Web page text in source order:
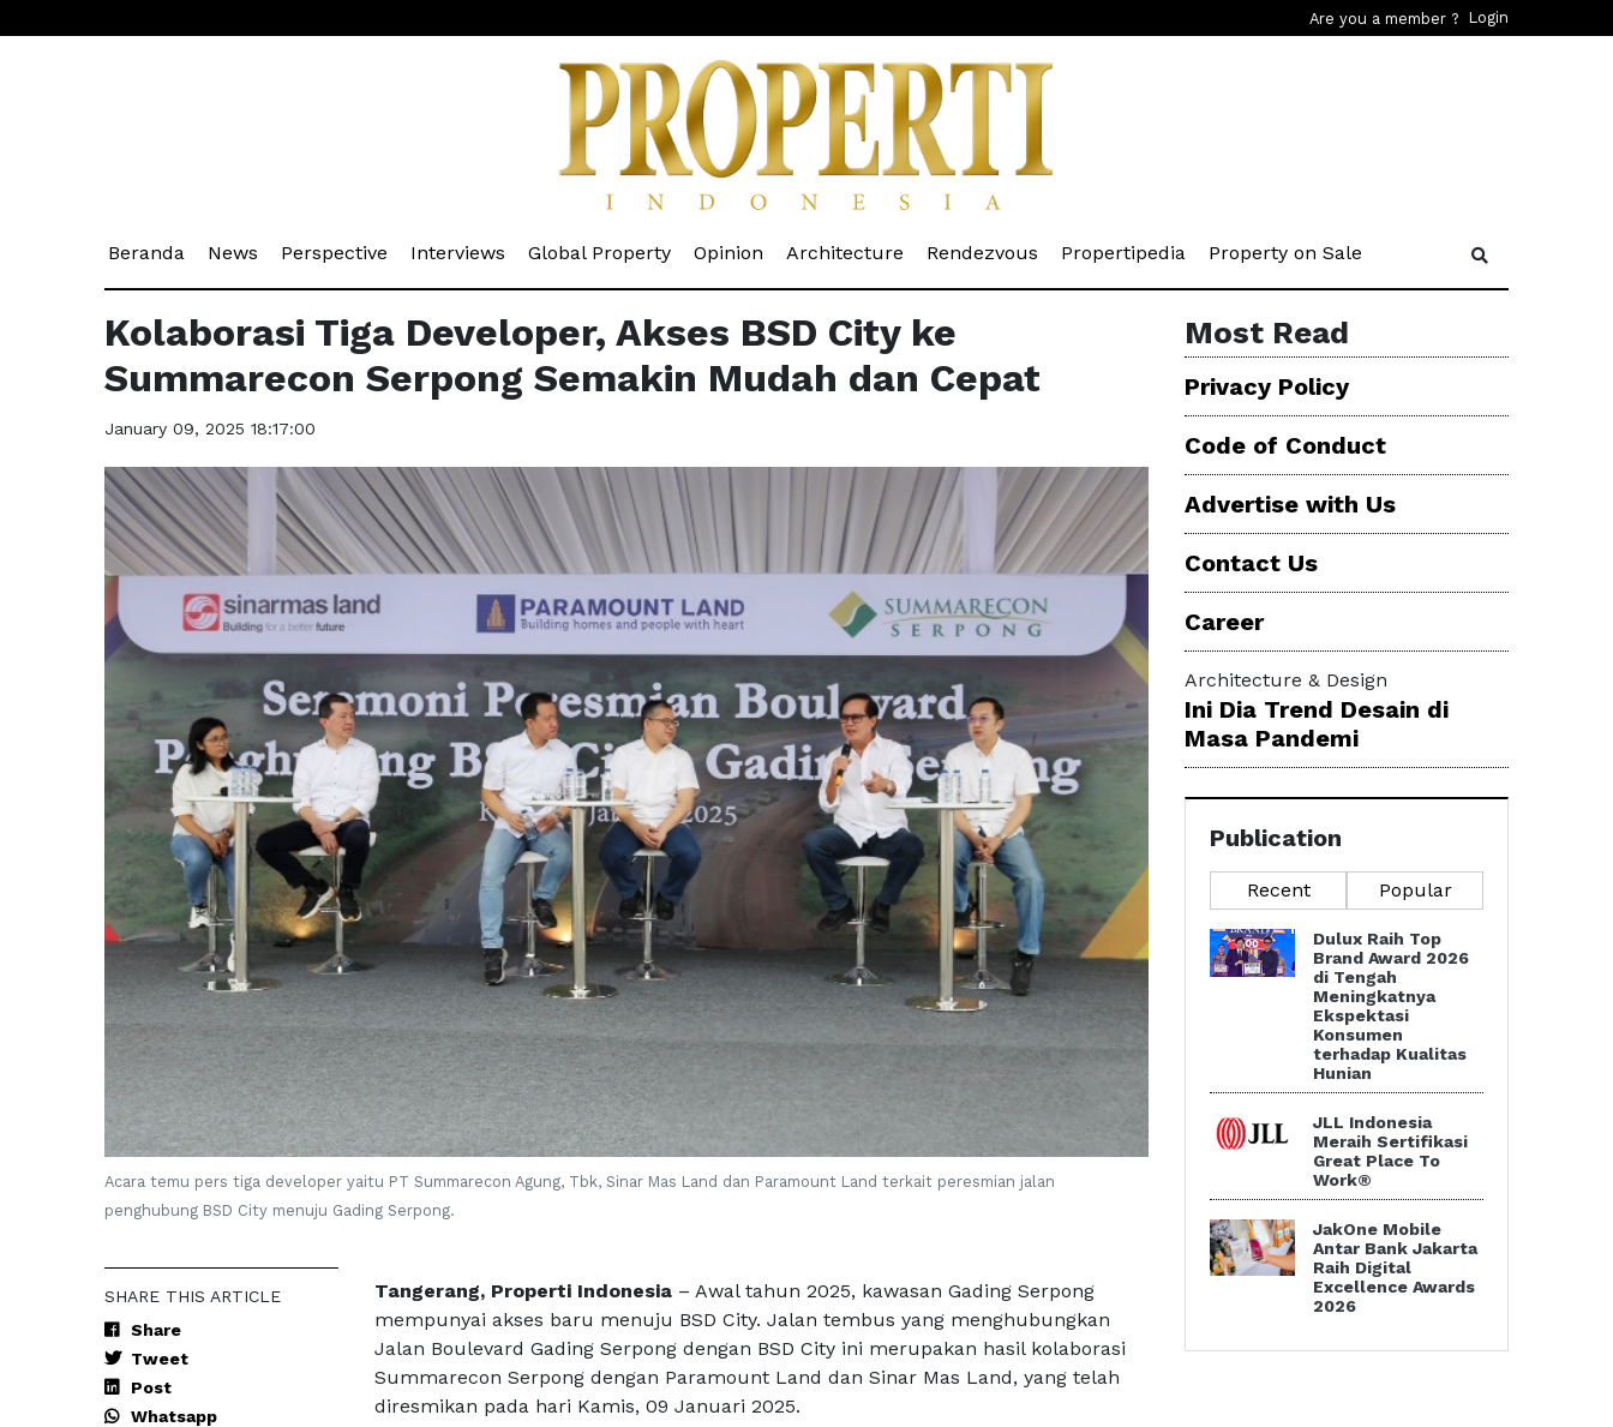
Are you a member ? Login
Beranda (current)
News (current)
Perspective (current)
Interviews (current)
Global Property(current)
Opinion (current)
Architecture (current)
Rendezvous (current)
Propertipedia (current)
Property on Sale
Kolaborasi Tiga Developer, Akses BSD City ke
Summarecon Serpong Semakin Mudah dan Cepat
January 09, 2025 18:17:00
Acara temu pers tiga developer yaitu PT Summarecon Agung, Tbk, Sinar Mas Land dan Paramount Land terkait peresmian jalan
penghubung BSD City menuju Gading Serpong.
SHARE THIS ARTICLE
Share
Tweet
Post
Whatsapp
Tangerang, Properti Indonesia – Awal tahun 2025, kawasan Gading Serpong
mempunyai akses baru menuju BSD City. Jalan tembus yang menghubungkan
Jalan Boulevard Gading Serpong dengan BSD City ini merupakan hasil kolaborasi
Summarecon Serpong dengan Paramount Land dan Sinar Mas Land, yang telah
diresmikan pada hari Kamis, 09 Januari 2025.
Most Read
Privacy Policy
Code of Conduct
Advertise with Us
Contact Us
Career
Architecture & Design
Ini Dia Trend Desain di
Masa Pandemi
Publication
Recent Popular
Dulux Raih Top
Brand Award 2026
di Tengah
Meningkatnya
Ekspektasi
Konsumen
terhadap Kualitas
Hunian
JLL Indonesia
Meraih Sertifikasi
Great Place To
Work®
JakOne Mobile
Antar Bank Jakarta
Raih Digital
Excellence Awards
2026